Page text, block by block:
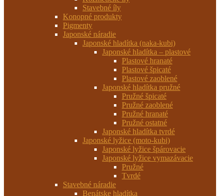
Stavebné íly
Konopné produkty
Pigmenty
Japonské náradie
Japonské hladítka (naka-kubi)
Japonské hladítka – plastové
Plastové hranaté
Plastové špicaté
Plastové zaoblené
Japonské hladítka pružné
Pružné špicaté
Pružné zaoblené
Pružné hranaté
Pružné ostatné
Japonské hladítka tvrdé
Japonské lyžice (moto-kubi)
Japonské lyžice špárovacie
Japonské lyžice vymazávacie
Pružné
Tvrdé
Stavebné náradie
Benátske hladítka